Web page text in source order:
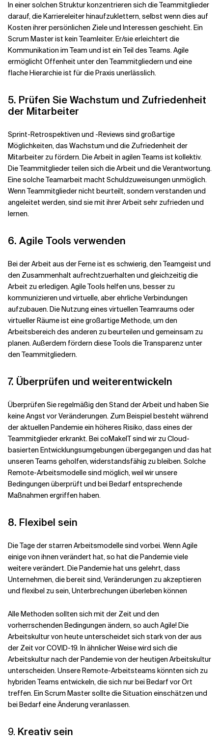
In einer solchen Struktur konzentrieren sich die Teammitglieder
darauf, die Karriereleiter hinaufzuklettern, selbst wenn dies auf
Kosten ihrer persönlichen Ziele und Interessen geschieht. Ein
Scrum Master ist kein Teamleiter. Er/sie erleichtert die
Kommunikation im Team und ist ein Teil des Teams. Agile
ermöglicht Offenheit unter den Teammitgliedern und eine
flache Hierarchie ist für die Praxis unerlässlich.
5. Prüfen Sie Wachstum und Zufriedenheit
der Mitarbeiter
Sprint-Retrospektiven und -Reviews sind großartige
Möglichkeiten, das Wachstum und die Zufriedenheit der
Mitarbeiter zu fördern. Die Arbeit in agilen Teams ist kollektiv.
Die Teammitglieder teilen sich die Arbeit und die Verantwortung.
Eine solche Teamarbeit macht Schuldzuweisungen unmöglich.
Wenn Teammitglieder nicht beurteilt, sondern verstanden und
angeleitet werden, sind sie mit ihrer Arbeit sehr zufrieden und
lernen.
6. Agile Tools verwenden
Bei der Arbeit aus der Ferne ist es schwierig, den Teamgeist und
den Zusammenhalt aufrechtzuerhalten und gleichzeitig die
Arbeit zu erledigen. Agile Tools helfen uns, besser zu
kommunizieren und virtuelle, aber ehrliche Verbindungen
aufzubauen. Die Nutzung eines virtuellen Teamraums oder
virtueller Räume ist eine großartige Methode, um den
Arbeitsbereich des anderen zu beurteilen und gemeinsam zu
planen. Außerdem fördern diese Tools die Transparenz unter
den Teammitgliedern.
7. Überprüfen und weiterentwickeln
Überprüfen Sie regelmäßig den Stand der Arbeit und haben Sie
keine Angst vor Veränderungen. Zum Beispiel besteht während
der aktuellen Pandemie ein höheres Risiko, dass eines der
Teammitglieder erkrankt. Bei coMakeIT sind wir zu Cloud-
basierten Entwicklungsumgebungen übergegangen und das hat
unseren Teams geholfen, widerstandsfähig zu bleiben. Solche
Remote-Arbeitsmodelle sind möglich, weil wir unsere
Bedingungen überprüft und bei Bedarf entsprechende
Maßnahmen ergriffen haben.
8. Flexibel sein
Die Tage der starren Arbeitsmodelle sind vorbei. Wenn Agile
einige von ihnen verändert hat, so hat die Pandemie viele
weitere verändert. Die Pandemie hat uns gelehrt, dass
Unternehmen, die bereit sind, Veränderungen zu akzeptieren
und flexibel zu sein, Unterbrechungen überleben können
Alle Methoden sollten sich mit der Zeit und den
vorherrschenden Bedingungen ändern, so auch Agile! Die
Arbeitskultur von heute unterscheidet sich stark von der aus
der Zeit vor COVID-19. In ähnlicher Weise wird sich die
Arbeitskultur nach der Pandemie von der heutigen Arbeitskultur
unterscheiden. Unsere Remote-Arbeitsteams könnten sich zu
hybriden Teams entwickeln, die sich nur bei Bedarf vor Ort
treffen. Ein Scrum Master sollte die Situation einschätzen und
bei Bedarf eine Änderung veranlassen.
9. Kreativ sein